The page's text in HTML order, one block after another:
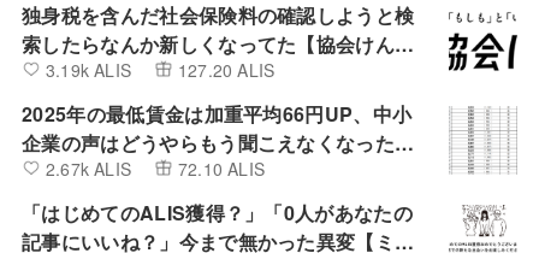
独身税を含んだ社会保険料の確認しようと検
索したらなんか新しくなってた【協会けん
ぽ】3.19k ALIS 127.20 ALIS
2025年の最低賃金は加重平均66円UP、中小
企業の声はどうやらもう聞こえなくなったよ
うです。
2.67k ALIS 72.10 ALIS
「はじめてのALIS獲得？」「0人があなたの
記事にいいね？」今まで無かった異変【ミン